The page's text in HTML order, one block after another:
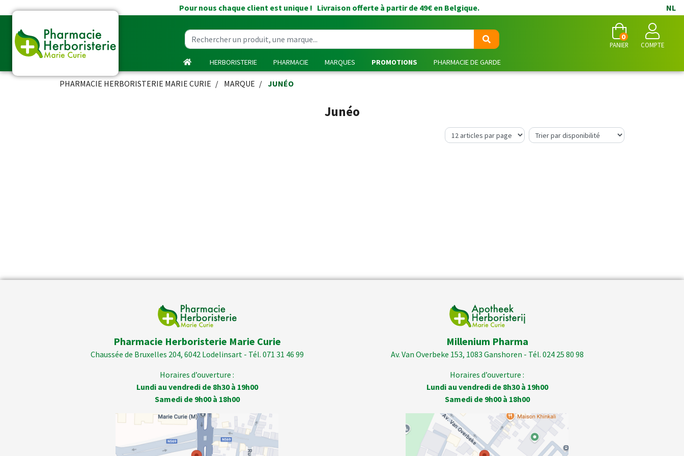
Pour nous chaque client est unique ! Livraison offerte à partir de 49€ en Belgique. NL
PANIER
0
COMPTE
HERBORISTERIE PHARMACIE MARQUES PROMOTIONS PHARMACIE DE GARDE
PHARMACIE HERBORISTERIE MARIE CURIE MARQUE JUNÉO
Junéo
Pharmacie Herboristerie Marie Curie
Chaussée de Bruxelles 204, 6042 Lodelinsart - Tél. 071 31 46 99
Horaires d’ouverture :
Lundi au vendredi de 8h30 à 19h00
Samedi de 9h00 à 18h00
Millenium Pharma
Av. Van Overbeke 153, 1083 Ganshoren - Tél. 024 25 80 98
Horaires d’ouverture :
Lundi au vendredi de 8h30 à 19h00
Samedi de 9h00 à 18h00